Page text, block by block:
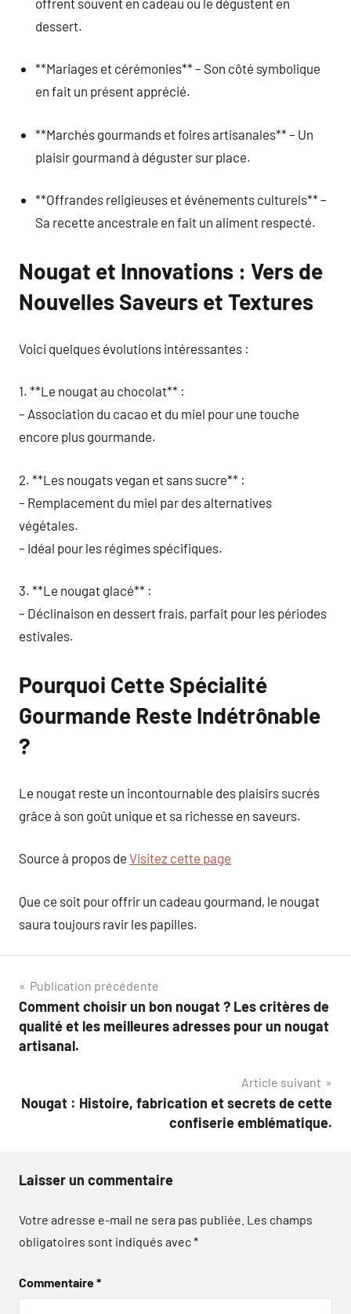
dessert.
**Mariages et cérémonies** – Son côté symbolique
en fait un présent apprécié.
**Marchés gourmands et foires artisanales** – Un
plaisir gourmand à déguster sur place.
**Offrandes religieuses et événements culturels** –
Sa recette ancestrale en fait un aliment respecté.
Nougat et Innovations : Vers de
Nouvelles Saveurs et Textures
Voici quelques évolutions intéressantes :
1. **Le nougat au chocolat** :
– Association du cacao et du miel pour une touche
encore plus gourmande.
2. **Les nougats vegan et sans sucre** :
– Remplacement du miel par des alternatives
végétales.
– Idéal pour les régimes spécifiques.
3. **Le nougat glacé** :
– Déclinaison en dessert frais, parfait pour les périodes
estivales.
Pourquoi Cette Spécialité
Gourmande Reste Indétrônable
?
Le nougat reste un incontournable des plaisirs sucrés
grâce à son goût unique et sa richesse en saveurs.
Source à propos de Visitez cette page
Que ce soit pour offrir un cadeau gourmand, le nougat
saura toujours ravir les papilles.
Navigation
de
l’article
Publication précédente
Comment choisir un bon nougat ? Les critères de
qualité et les meilleures adresses pour un nougat
artisanal.
Article suivant
Nougat : Histoire, fabrication et secrets de cette
confiserie emblématique.
Laisser un commentaire
Votre adresse e-mail ne sera pas publiée. Les champs
obligatoires sont indiqués avec*
Commentaire*